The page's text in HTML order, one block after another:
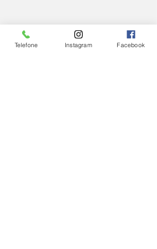
Telefone Instagram Facebook